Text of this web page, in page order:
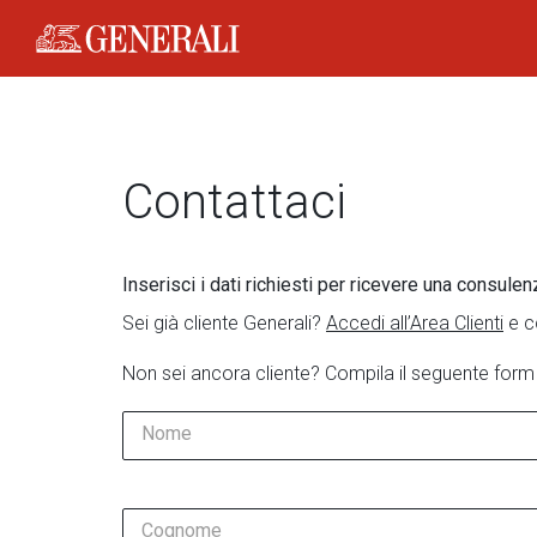
Generali Logo
Contattaci
Inserisci i dati richiesti per ricevere una
Sei già cliente Generali? Accedi all’Area Clienti e
Non sei ancora cliente? Compila il seguente form
Nome
Cognome